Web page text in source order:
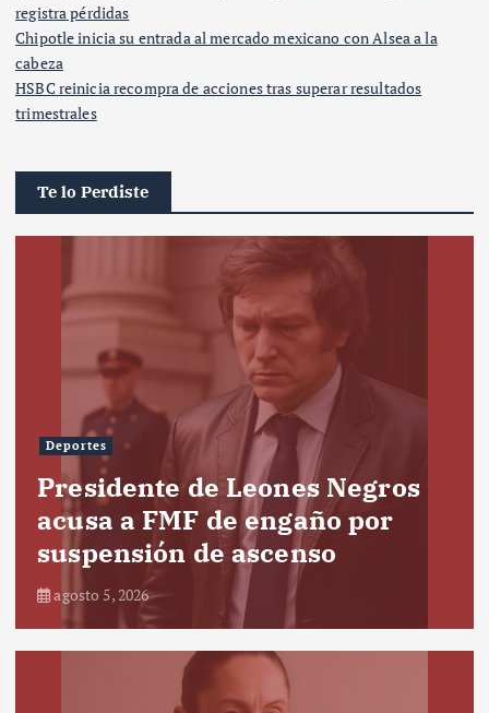
registra pérdidas
Chipotle inicia su entrada al mercado mexicano con Alsea a la
cabeza
HSBC reinicia recompra de acciones tras superar resultados
trimestrales
Te lo Perdiste
Deportes
Presidente de Leones Negros
acusa a FMF de engaño por
suspensión de ascenso
agosto 5, 2026